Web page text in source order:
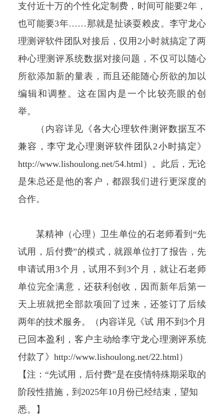
支付近十万的个性化定制费，时间可能要2年，
也可能要3年……那就是扯谈耍赖皮。李守龙心
理测评软件团队对接后，仅用2小时就搞定了两
种心理测评系统数据对接问题，不仅可以随心
所欲添加新的量表，而且还能随心所欲的加以
编辑和调整。这在国内是一个比较亮眼的创
举。
（内容详见《各大心理软件测评数据互不
兼容，李守龙心理测评软件团队2小时搞定 》
http://www.lishoulong.net/54.html ）。此后，无论
是朱总还是他的客户，都跟我们进行更深度的
合作。
某精神（心理）卫生单位的石老师看到“先
试用，后付费”的模式，就跟单位打了报告，先
申请试用3个月，试用不到3个月，就让石老师
单位完全满意，还获利创收，因而新年后第一
天上班就把全部款项回了过来，还签订了后续
两年的技术服务。（内容详见《试 用不到3个月
已回本盈利，客户主动给李守龙心理测评系统
付款了》 http://www.lishoulong.net/22.html ）
【注：“先试用，后付费”是在疫情特殊期采取的
阶段性措施，到2025年10月份已经结束，望知
悉。】